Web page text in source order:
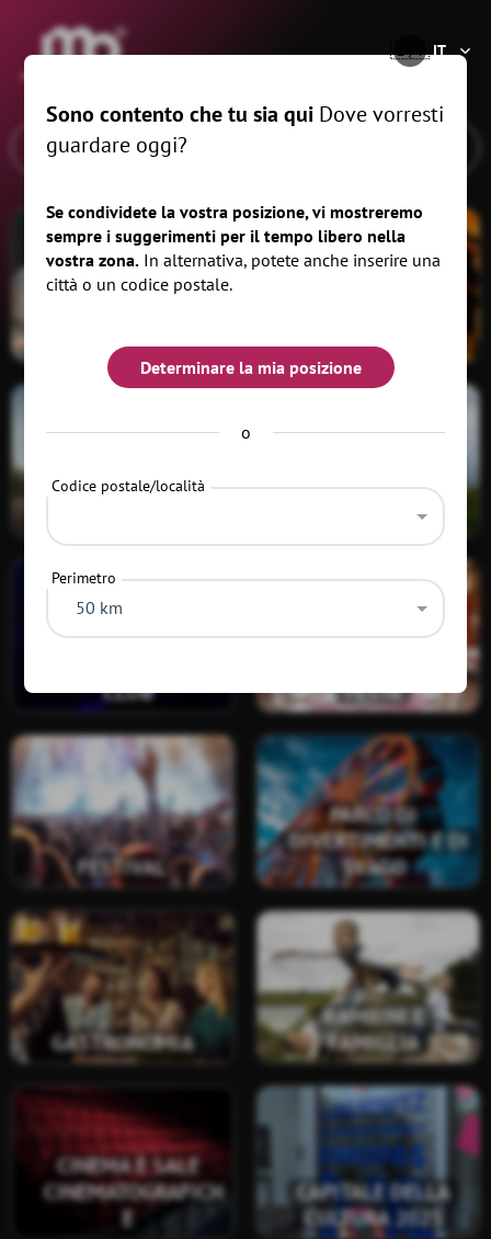
®
🇮🇹IT
BENESSERE
BIRRIFICI2025
CASTELLI E
CLUB
FESTE
FESTIVAL
PARCO DI
DIVERTIMENTI E DI
SVAGO
GASTRONOMIA
BAMBINI E
FAMIGLIA
CINEMA E SALE
CINEMATOGRAFICH
E
CAPITALE DELLA
CULTURA 2025
Sono contento che tu sia qui Dove vorresti
guardare oggi?
Se condividete la vostra posizione, vi mostreremo
sempre i suggerimenti per il tempo libero nella
vostra zona. In alternativa, potete anche inserire una
città o un codice postale.
Determinare la mia posizione
o
Codice postale/località
Perimetro
50 km